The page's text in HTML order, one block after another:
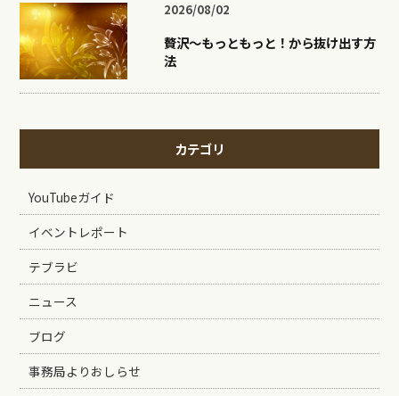
2026/08/02
贅沢〜もっともっと！から抜け出す方
法
カテゴリ
YouTubeガイド
イベントレポート
テブラビ
ニュース
ブログ
事務局よりおしらせ